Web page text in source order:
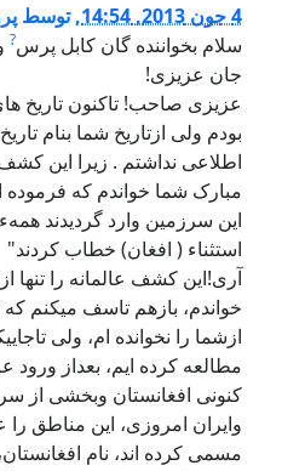
,توسطپرویز
بخواننده گان کابل پرس?وسلام
عزیزی!
صاحب! تاکنون تاریخ های دیگران
ولی ازتاریخ شما بنام تاریخ عزیزی
نداشتم . زیرا این کشف علمی
شما خواندم که فرموده اید:"
سرزمین وارد گردیدند همهء باشنده
( افغان) خطاب کردند"
کشف عالمانه را تنها ازقلم
بازهم تاسف میکنم که تاکنون
را نخوانده ام، ولی تاجاییکه دیگر
کرده ایم، بعداز ورود عرب ها
افغانستان وبخشی از سرزمین
امروزی، این مناطق را عربها
کرده اند، نام افغانستان، یعنی